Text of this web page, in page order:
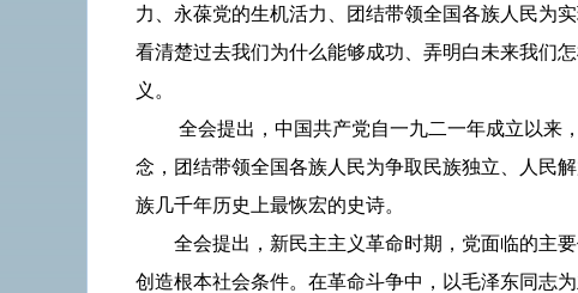
力、永葆党的生机活力、团结带领全国各族人民为
看清楚过去我们为什么能够成功、弄明白未来我们
义。
全会提出，中国共产党自一九二一年成立以来
念，团结带领全国各族人民为争取民族独立、人民
族几千年历史上最恢宏的史诗。
全会提出，新民主主义革命时期，党面临的主
创造根本社会条件。在革命斗争中，以毛泽东同志